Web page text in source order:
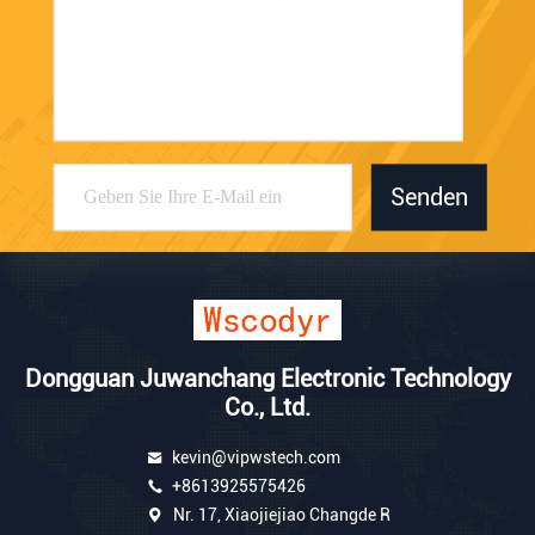
Senden
Dongguan Juwanchang Electronic Technology
Co., Ltd.
kevin@vipwstech.com
+8613925575426
Nr. 17, Xiaojiejiao Changde R